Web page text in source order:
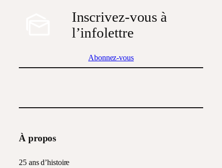
Inscrivez-vous à
l’infolettre
Abonnez-vous
À propos
25 ans d’histoire